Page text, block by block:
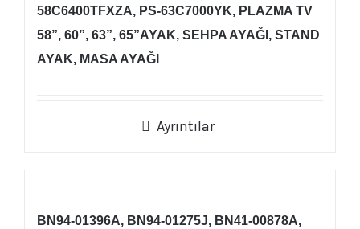
58C6400TFXZA, PS-63C7000YK, PLAZMA TV
58”, 60”, 63”, 65”AYAK, SEHPA AYAĞI, STAND
AYAK, MASA AYAĞI
Ayrıntılar
BN94-01396A, BN94-01275J, BN41-00878A,